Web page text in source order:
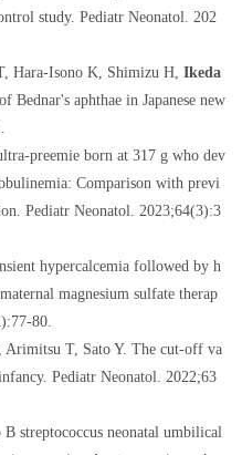
study. Pediatr Neonatol. 202
Hara-Isono K, Shimizu H, Ikeda
Bednar's aphthae in Japanese new
preemie born at 317 g who dev
Comparison with previ
Pediatr Neonatol. 2023;64(3):3
hypercalcemia followed by h
magnesium sulfate therap
80.
Arimitsu T, Sato Y. The cut-off va
Pediatr Neonatol. 2022;63
B streptococcus neonatal umbilical